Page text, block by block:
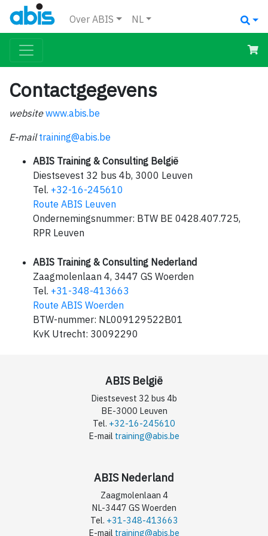
Over ABIS NL
Contactgegevens
website www.abis.be
E-mail training@abis.be
ABIS Training & Consulting België
Diestsevest 32 bus 4b, 3000 Leuven
Tel. +32-16-245610
Route ABIS Leuven
Ondernemingsnummer: BTW BE 0428.407.725,
RPR Leuven
ABIS Training & Consulting Nederland
Zaagmolenlaan 4, 3447 GS Woerden
Tel. +31-348-413663
Route ABIS Woerden
BTW-nummer: NL009129522B01
KvK Utrecht: 30092290
ABIS België
Diestsevest 32 bus 4b
BE-3000 Leuven
Tel. +32-16-245610
E-mail training@abis.be
ABIS Nederland
Zaagmolenlaan 4
NL-3447 GS Woerden
Tel. +31-348-413663
E-mail training@abis.be